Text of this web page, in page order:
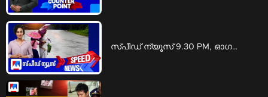
സ്പീഡ് ന്യൂസ് 9.30 PM, ഓഗസ്റ്റ് 05, 2026 | Speed News